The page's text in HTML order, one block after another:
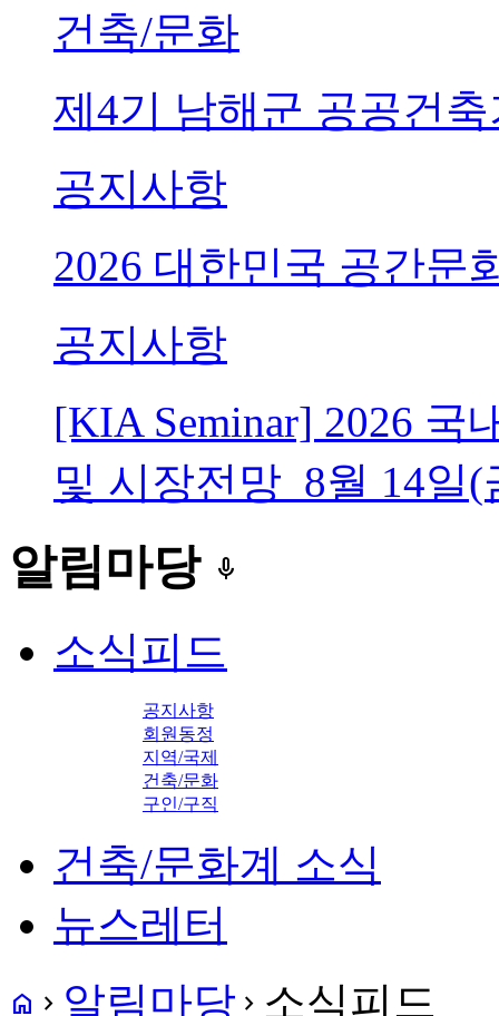
건축/문화
제4기 남해군 공공건
공지사항
2026 대한민국 공간문
공지사항
[KIA Seminar] 2026 국
및 시장전망_8월 14일(
알림마당 keyboard_voice
소식피드
공지사항
회원동정
지역/국제
건축/문화
구인/구직
건축/문화계 소식
뉴스레터
home navigate_next 알림마당 navigate_next 소식피드